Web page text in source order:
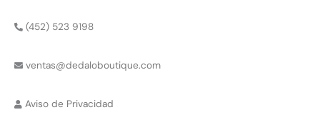
(452) 523 9198
ventas@dedaloboutique.com
Aviso de Privacidad